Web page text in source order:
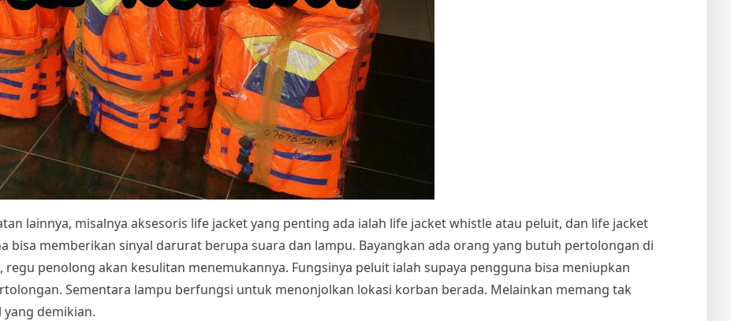
lainnya, misalnya aksesoris life jacket yang penting ada ialah life jacket whistle atau peluit, dan life jacket
bisa memberikan sinyal darurat berupa suara dan lampu. Bayangkan ada orang yang butuh pertolongan di
penolong akan kesulitan menemukannya. Fungsinya peluit ialah supaya pengguna bisa meniupkan
Sementara lampu berfungsi untuk menonjolkan lokasi korban berada. Melainkan memang tak
demikian.